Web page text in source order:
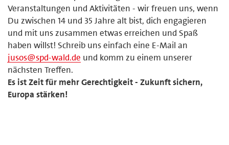
Veranstaltungen und Aktivitäten - wir freuen uns, wenn
Du zwischen 14 und 35 Jahre alt bist, dich engagieren
und mit uns zusammen etwas erreichen und Spaß
haben willst! Schreib uns einfach eine E-Mail an
jusos@spd-wald.de und komm zu einem unserer
nächsten Treffen.
Es ist Zeit für mehr Gerechtigkeit - Zukunft sichern,
Europa stärken!